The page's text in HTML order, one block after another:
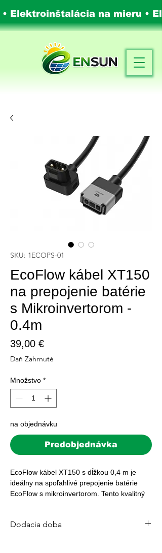
Elektroinštalácia na mieru •
SKU: 1ECOPS-01
EcoFlow kábel XT150
na prepojenie batérie
s Mikroinvertorom -
0.4m
39,00 €Price
Daň Zahrnuté
Množstvo *
na objednávku
Predobjednávka
EcoFlow kábel XT150 s dĺžkou 0,4 m je
ideálny na spoľahlivé prepojenie batérie
EcoFlow s mikroinvertorom. Tento kvalitný
prevádzku vášho solárneho systému. S jeho
Dodacia doba